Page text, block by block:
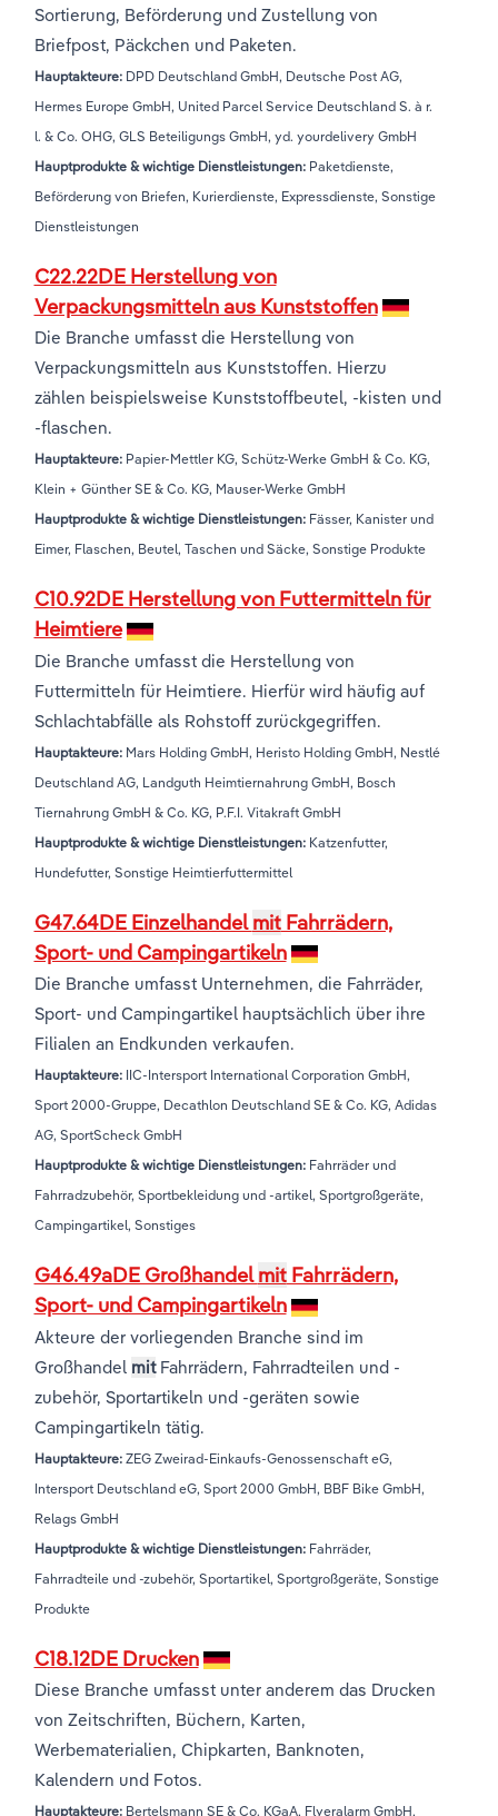
Sortierung, Beförderung und Zustellung von
Briefpost, Päckchen und Paketen.
Hauptakteure: DPD Deutschland GmbH, Deutsche Post AG,
Hermes Europe GmbH, United Parcel Service Deutschland S. à r.
l. & Co. OHG, GLS Beteiligungs GmbH, yd. yourdelivery GmbH
Hauptprodukte & wichtige Dienstleistungen:Paketdienste,
Beförderung von Briefen, Kurierdienste, Expressdienste, Sonstige
Dienstleistungen
C22.22DE Herstellung von
Verpackungsmitteln aus Kunststoffen
Die Branche umfasst die Herstellung von
Verpackungsmitteln aus Kunststoffen. Hierzu
zählen beispielsweise Kunststoffbeutel, -kisten und
-flaschen.
Hauptakteure: Papier-Mettler KG, Schütz-Werke GmbH & Co. KG,
Klein + Günther SE & Co. KG, Mauser-Werke GmbH
Hauptprodukte & wichtige Dienstleistungen:Fässer, Kanister und
Eimer, Flaschen, Beutel, Taschen und Säcke, Sonstige Produkte
C10.92DE Herstellung von Futtermitteln für
Heimtiere
Die Branche umfasst die Herstellung von
Futtermitteln für Heimtiere. Hierfür wird häufig auf
Schlachtabfälle als Rohstoff zurückgegriffen.
Hauptakteure: Mars Holding GmbH, Heristo Holding GmbH, Nestlé
Deutschland AG, Landguth Heimtiernahrung GmbH, Bosch
Tiernahrung GmbH & Co. KG, P.F.I. Vitakraft GmbH
Hauptprodukte & wichtige Dienstleistungen:Katzenfutter,
Hundefutter, Sonstige Heimtierfuttermittel
G47.64DE EinzelhandelmitFahrrädern,
Sport- und Campingartikeln
Die Branche umfasst Unternehmen, die Fahrräder,
Sport- und Campingartikel hauptsächlich über ihre
Filialen an Endkunden verkaufen.
Hauptakteure: IIC-Intersport International Corporation GmbH,
Sport 2000-Gruppe, Decathlon Deutschland SE & Co. KG, Adidas
AG, SportScheck GmbH
Hauptprodukte & wichtige Dienstleistungen:Fahrräder und
Fahrradzubehör, Sportbekleidung und -artikel, Sportgroßgeräte,
Campingartikel, Sonstiges
G46.49aDE GroßhandelmitFahrrädern,
Sport- und Campingartikeln
Akteure der vorliegenden Branche sind im
Großhandel mitFahrrädern, Fahrradteilen und -
zubehör, Sportartikeln und -geräten sowie
Campingartikeln tätig.
Hauptakteure: ZEG Zweirad-Einkaufs-Genossenschaft eG,
Intersport Deutschland eG, Sport 2000 GmbH, BBF Bike GmbH,
Relags GmbH
Hauptprodukte & wichtige Dienstleistungen:Fahrräder,
Fahrradteile und -zubehör, Sportartikel, Sportgroßgeräte, Sonstige
Produkte
C18.12DE Drucken
Diese Branche umfasst unter anderem das Drucken
von Zeitschriften, Büchern, Karten,
Werbematerialien, Chipkarten, Banknoten,
Kalendern und Fotos.
Hauptakteure: Bertelsmann SE & Co. KGaA, Flyeralarm GmbH,